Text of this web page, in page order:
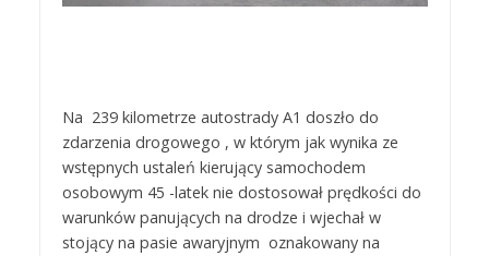
Na 239 kilometrze autostrady A1 doszło do
zdarzenia drogowego , w którym jak wynika ze
wstępnych ustaleń kierujący samochodem
osobowym 45 -latek nie dostosował prędkości do
warunków panujących na drodze i wjechał w
stojący na pasie awaryjnym oznakowany na